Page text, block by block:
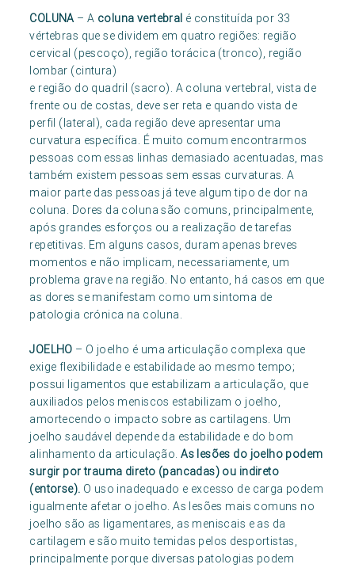
COLUNA – A coluna vertebral é constituída por 33
vértebras que se dividem em quatro regiões: região
cervical (pescoço), região torácica (tronco), região
lombar (cintura)
e região do quadril (sacro). A coluna vertebral, vista de
frente ou de costas, deve ser reta e quando vista de
perfil (lateral), cada região deve apresentar uma
curvatura específica. É muito comum encontrarmos
pessoas com essas linhas demasiado acentuadas, mas
também existem pessoas sem essas curvaturas. A
maior parte das pessoas já teve algum tipo de dor na
coluna. Dores da coluna são comuns, principalmente,
após grandes esforços ou a realização de tarefas
repetitivas. Em alguns casos, duram apenas breves
momentos e não implicam, necessariamente, um
problema grave na região. No entanto, há casos em que
as dores se manifestam como um sintoma de
patologia crónica na coluna.
JOELHO – O joelho é uma articulação complexa que
exige flexibilidade e estabilidade ao mesmo tempo;
possui ligamentos que estabilizam a articulação, que
auxiliados pelos meniscos estabilizam o joelho,
amortecendo o impacto sobre as cartilagens. Um
joelho saudável depende da estabilidade e do bom
alinhamento da articulação.As lesões do joelho podem
surgir por trauma direto (pancadas) ou indireto
(entorse). O uso inadequado e excesso de carga podem
igualmente afetar o joelho. As lesões mais comuns no
joelho são as ligamentares, as meniscais e as da
cartilagem e são muito temidas pelos desportistas,
principalmente porque diversas patologias podem